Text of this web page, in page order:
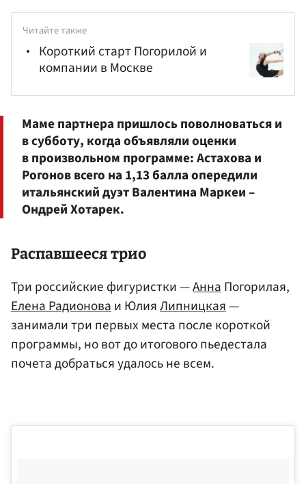
Читайте также
Короткий старт Погорилой и
компании в Москве
Маме партнера пришлось поволноваться и
в субботу, когда объявляли оценки
в произвольном программе: Астахова и
Рогонов всего на 1,13 балла опередили
итальянский дуэт Валентина Маркеи –
Ондрей Хотарек.
Распавшееся трио
Три российские фигуристки —АннаПогорилая,
Елена Радионоваи ЮлияЛипницкая—
занимали три первых места после короткой
программы, но вот до итогового пьедестала
почета добраться удалось не всем.